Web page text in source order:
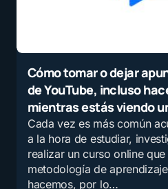
Cómo tomar o dejar
de YouTube, incluso
mientras estás viendo
Cada vez es más común
a la hora de estudiar,
realizar un curso online
metodología de
hacemos, por lo…